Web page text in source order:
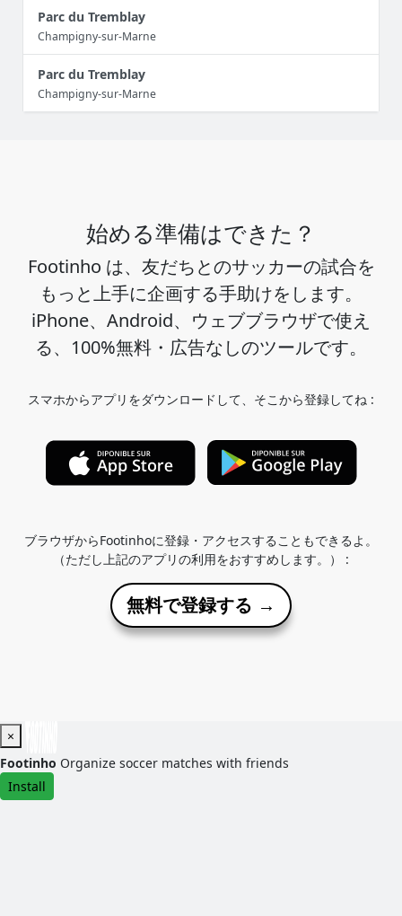
Parc du Tremblay
Champigny-sur-Marne
Parc du Tremblay
Champigny-sur-Marne
始める準備はできた？
Footinho は、友だちとのサッカーの試合を
もっと上手に企画する手助けをします。
iPhone、Android、ウェブブラウザで使え
る、100%無料・広告なしのツールです。
スマホからアプリをダウンロードして、そこから登録してね :
ブラウザからFootinhoに登録・アクセスすることもできるよ。
（ただし上記のアプリの利用をおすすめします。） :
無料で登録する →
×
Footinho Organize soccer matches with friends
Install